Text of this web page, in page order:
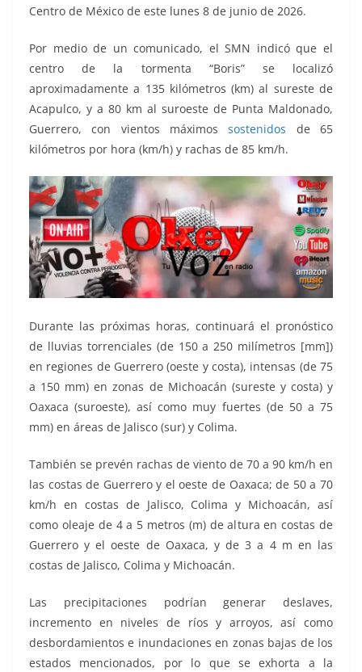
Centro de México de este lunes 8 de junio de 2026.
Por medio de un comunicado, el SMN indicó que el
centro de la tormenta “Boris” se localizó
aproximadamente a 135 kilómetros (km) al sureste de
Acapulco, y a 80 km al suroeste de Punta Maldonado,
Guerrero, con vientos máximossostenidos de 65
kilómetros por hora (km/h) y rachas de 85 km/h.
Durante las próximas horas, continuará el pronóstico
de lluvias torrenciales (de 150 a 250 milímetros [mm])
en regiones de Guerrero (oeste y costa), intensas (de 75
a 150 mm) en zonas de Michoacán (sureste y costa) y
Oaxaca (suroeste), así como muy fuertes (de 50 a 75
mm) en áreas de Jalisco (sur) y Colima.
También se prevén rachas de viento de 70 a 90 km/h en
las costas de Guerrero y el oeste de Oaxaca; de 50 a 70
km/h en costas de Jalisco, Colima y Michoacán, así
como oleaje de 4 a 5 metros (m) de altura en costas de
Guerrero y el oeste de Oaxaca, y de 3 a 4 m en las
costas de Jalisco, Colima y Michoacán.
Las precipitaciones podrían generar deslaves,
incremento en niveles de ríos y arroyos, así como
desbordamientos e inundaciones en zonas bajas de los
estados mencionados, por lo que se exhorta a la